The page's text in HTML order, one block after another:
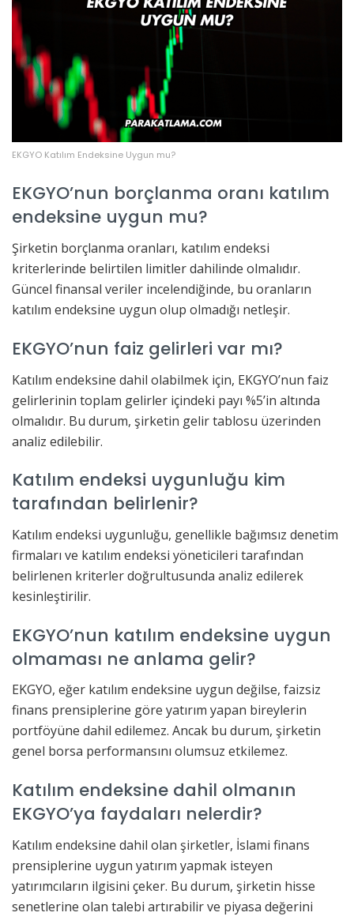
EKGYO Katılım Endeksine Uygun mu?
EKGYO’nun borçlanma oranı katılım
endeksine uygun mu?
Şirketin borçlanma oranları, katılım endeksi
kriterlerinde belirtilen limitler dahilinde olmalıdır.
Güncel finansal veriler incelendiğinde, bu oranların
katılım endeksine uygun olup olmadığı netleşir.
EKGYO’nun faiz gelirleri var mı?
Katılım endeksine dahil olabilmek için, EKGYO’nun faiz
gelirlerinin toplam gelirler içindeki payı %5’in altında
olmalıdır. Bu durum, şirketin gelir tablosu üzerinden
analiz edilebilir.
Katılım endeksi uygunluğu kim
tarafından belirlenir?
Katılım endeksi uygunluğu, genellikle bağımsız denetim
firmaları ve katılım endeksi yöneticileri tarafından
belirlenen kriterler doğrultusunda analiz edilerek
kesinleştirilir.
EKGYO’nun katılım endeksine uygun
olmaması ne anlama gelir?
EKGYO, eğer katılım endeksine uygun değilse, faizsiz
finans prensiplerine göre yatırım yapan bireylerin
portföyüne dahil edilemez. Ancak bu durum, şirketin
genel borsa performansını olumsuz etkilemez.
Katılım endeksine dahil olmanın
EKGYO’ya faydaları nelerdir?
Katılım endeksine dahil olan şirketler, İslami finans
prensiplerine uygun yatırım yapmak isteyen
yatırımcıların ilgisini çeker. Bu durum, şirketin hisse
senetlerine olan talebi artırabilir ve piyasa değerini